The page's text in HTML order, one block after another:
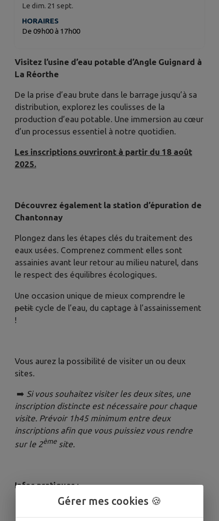
Le dim. 21 sept.
HORAIRES
De 09h00 à 17h00
Visitez l’usine d’eau potable d’Angle Guignard à
La Réorthe
De la prise d’eau brute dans le barrage jusqu’à sa
distribution, explorez les coulisses de la
production d’eau potable. Une immersion au cœur
d’un processus essentiel à notre quotidien.
Les inscriptions ouvriront à partir du 18 août
2025.
Découvrez également la station d’épuration de
Chantonnay
Plongez dans les étapes clés du traitement des
eaux usées. Comprenez comment elles sont
assainies avant leur retour au milieu naturel, dans
le respect des équilibres écologiques.
Une occasion unique de mieux comprendre le
petit cycle de l’eau, du captage à l’assainissement
!
Vous aurez la possibilité de visiter un ou deux
sites.
➡️ Si vous souhaitez visiter les deux sites, une
inscription distincte est nécessaire pour chaque
visite. Prévoir 1h45 minimum entre deux
inscriptions afin que vous puissiez vous rendre
sur le 2èmesite.
Infos pratiques :
✔ Visites gratuites, sur inscription obligatoire
Gérer mes cookies 🍪